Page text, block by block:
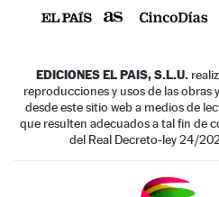
EDICIONES EL PAIS, S.L.U.
reproducciones y usos de las obras
desde este sitio web a medios de
que resulten adecuados a tal fin de
del Real Decreto-ley 24/